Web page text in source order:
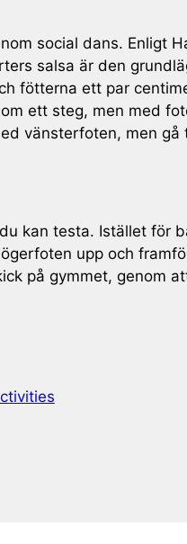
social dans. Enligt
salsa är den
fötterna ett par
ett steg, men med
vänsterfoten, men
kan testa. Istället för
upp och
på gymmet, genom